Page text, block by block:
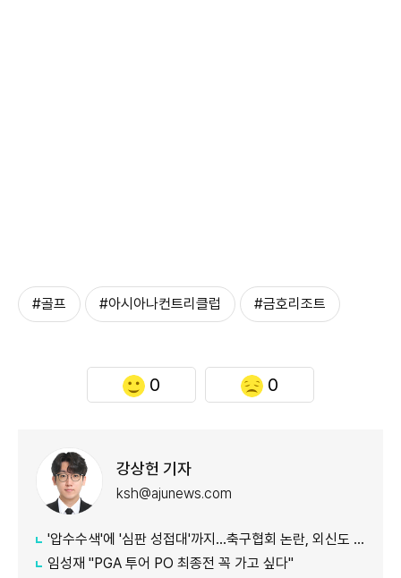
#골프 #아시아나컨트리클럽 #금호리조트
0 0
강상헌 기자
ksh@ajunews.com
'압수수색'에 '심판 성접대'까지…축구협회 논란, 외신도 집중 조명
임성재 "PGA 투어 PO 최종전 꼭 가고 싶다"